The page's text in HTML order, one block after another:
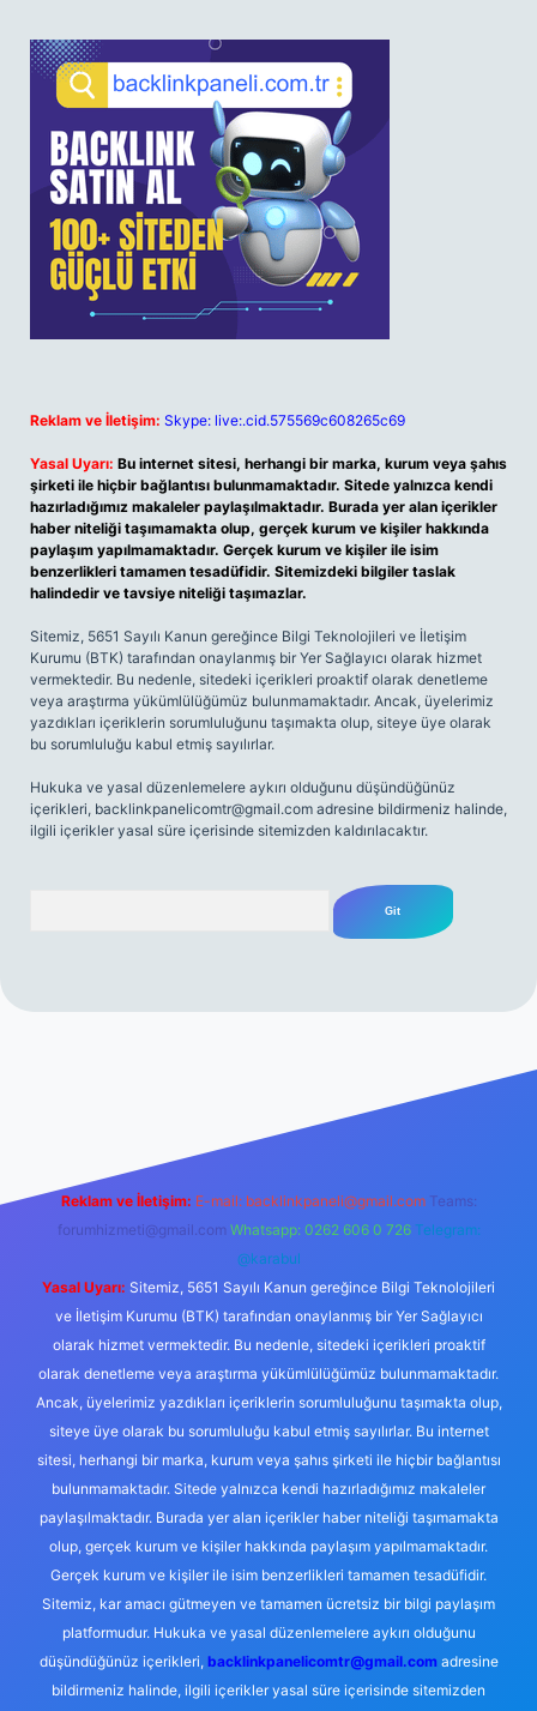
Reklam ve İletişim: Skype: live:.cid.575569c608265c69
Yasal Uyarı: Bu internet sitesi, herhangi bir marka, kurum veya şahıs
şirketi ile hiçbir bağlantısı bulunmamaktadır. Sitede yalnızca kendi
hazırladığımız makaleler paylaşılmaktadır. Burada yer alan içerikler
haber niteliği taşımamakta olup, gerçek kurum ve kişiler hakkında
paylaşım yapılmamaktadır. Gerçek kurum ve kişiler ile isim
benzerlikleri tamamen tesadüfidir. Sitemizdeki bilgiler taslak
halindedir ve tavsiye niteliği taşımazlar.
Sitemiz, 5651 Sayılı Kanun gereğince Bilgi Teknolojileri ve İletişim
Kurumu (BTK) tarafından onaylanmış bir Yer Sağlayıcı olarak hizmet
vermektedir. Bu nedenle, sitedeki içerikleri proaktif olarak denetleme
veya araştırma yükümlülüğümüz bulunmamaktadır. Ancak, üyelerimiz
yazdıkları içeriklerin sorumluluğunu taşımakta olup, siteye üye olarak
bu sorumluluğu kabul etmiş sayılırlar.
Hukuka ve yasal düzenlemelere aykırı olduğunu düşündüğünüz
içerikleri, backlinkpanelicomtr@gmail.com adresine bildirmeniz halinde,
ilgili içerikler yasal süre içerisinde sitemizden kaldırılacaktır.
Reklam ve İletişim: E-mail: backlinkpaneli@gmail.com Teams:
forumhizmeti@gmail.com Whatsapp: 0262 606 0 726 Telegram:
@karabul
Yasal Uyarı: Sitemiz, 5651 Sayılı Kanun gereğince Bilgi Teknolojileri
ve İletişim Kurumu (BTK) tarafından onaylanmış bir Yer Sağlayıcı
olarak hizmet vermektedir. Bu nedenle, sitedeki içerikleri proaktif
olarak denetleme veya araştırma yükümlülüğümüz bulunmamaktadır.
Ancak, üyelerimiz yazdıkları içeriklerin sorumluluğunu taşımakta olup,
siteye üye olarak bu sorumluluğu kabul etmiş sayılırlar. Bu internet
sitesi, herhangi bir marka, kurum veya şahıs şirketi ile hiçbir bağlantısı
bulunmamaktadır. Sitede yalnızca kendi hazırladığımız makaleler
paylaşılmaktadır. Burada yer alan içerikler haber niteliği taşımamakta
olup, gerçek kurum ve kişiler hakkında paylaşım yapılmamaktadır.
Gerçek kurum ve kişiler ile isim benzerlikleri tamamen tesadüfidir.
Sitemiz, kar amacı gütmeyen ve tamamen ücretsiz bir bilgi paylaşım
platformudur. Hukuka ve yasal düzenlemelere aykırı olduğunu
düşündüğünüz içerikleri, backlinkpanelicomtr@gmail.comadresine
bildirmeniz halinde, ilgili içerikler yasal süre içerisinde sitemizden